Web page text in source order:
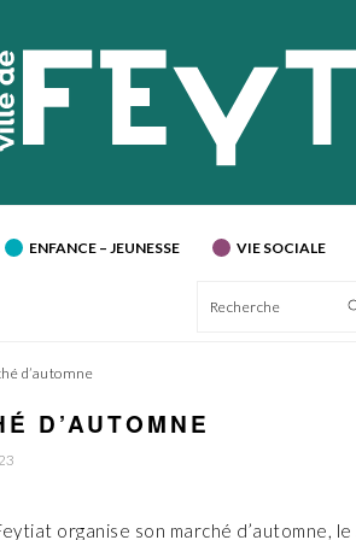
ENFANCE – JEUNESSE VIE SOCIALE
Recherche
d’automne
D’AUTOMNE
organise son marché d’automne, le